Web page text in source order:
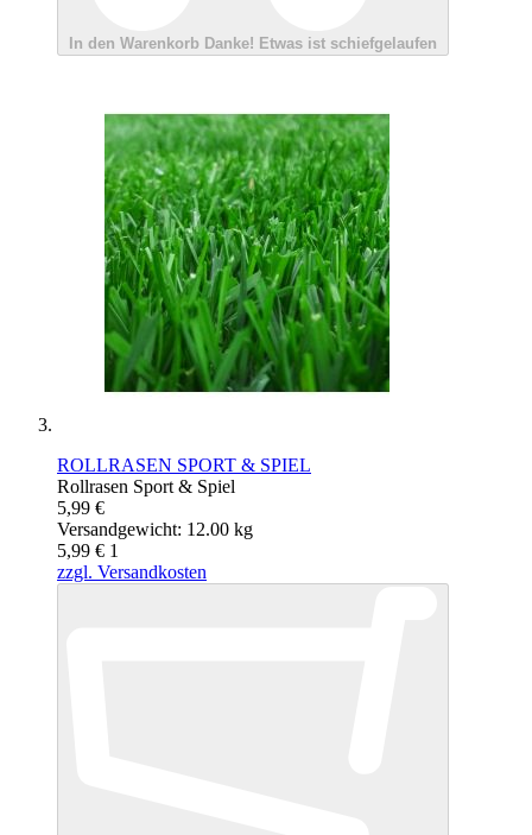
In den Warenkorb Danke! Etwas ist schiefgelaufen
ROLLRASEN SPORT & SPIEL
Rollrasen Sport & Spiel
5,99 €
Versandgewicht: 12.00 kg
5,99 € 1
zzgl. Versandkosten